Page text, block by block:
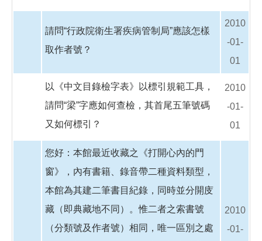
請問“行政院衛生署疾病管制局”應該怎樣
取作者號？
2010
-01-
01
以《中文目錄檢字表》以標引規範工具，
請問“梁”字應如何查檢，其首尾五筆號碼
又如何標引？
2010
-01-
01
您好：本館最近收藏之《打開心內的門
窗》，內有書籍、錄音帶二種資料類型，
本館為其建二筆書目紀錄，同時並分開庋
藏（即典藏地不同）。惟二者之索書號
（分類號及作者號）相同，唯一區別之處
2010
-01-